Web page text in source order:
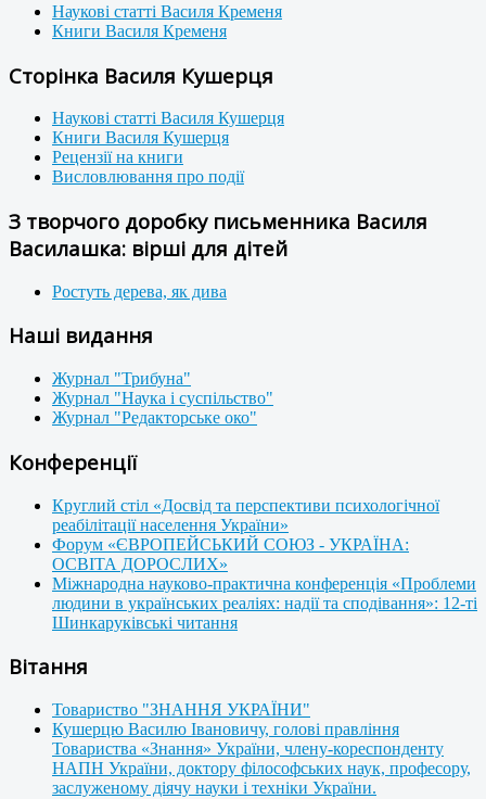
Наукові статті Василя Кременя
Книги Василя Кременя
Сторінка Василя Кушерця
Наукові статті Василя Кушерця
Книги Василя Кушерця
Рецензії на книги
Висловлювання про події
З творчого доробку письменника Василя
Василашка: вірші для дітей
Ростуть дерева, як дива
Наші видання
Журнал "Трибуна"
Журнал "Наука і суспільство"
Журнал "Редакторське око"
Конференції
Круглий стіл «Досвід та перспективи психологічної
реабілітації населення України»
Форум «ЄВРОПЕЙСЬКИЙ СОЮЗ - УКРАЇНА:
ОСВІТА ДОРОСЛИХ»
Міжнародна науково-практична конференція «Проблеми
людини в українських реаліях: надії та сподівання»: 12-ті
Шинкаруківські читання
Вітання
Товариство "ЗНАННЯ УКРАЇНИ"
Кушерцю Василю Івановичу, голові правління
Товариства «Знання» України, члену-кореспонденту
НАПН України, доктору філософських наук, професору,
заслуженому діячу науки і техніки України.